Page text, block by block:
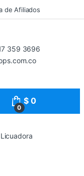
de Afiliados
359 3696
0
$ 0